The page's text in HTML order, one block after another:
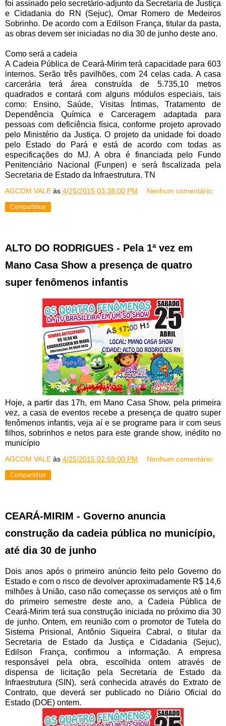
foi assinado pelo secretário-adjunto da Secretaria de Justiça
e Cidadania do RN (Sejuc), Omar Romero de Medeiros
Sobrinho. De acordo com a Edilson França, titular da pasta,
as obras devem ser iniciadas no dia 30 de junho deste ano.
Como será a cadeia
A Cadeia Pública de Ceará-Mirim terá capacidade para 603
internos. Serão três pavilhões, com 24 celas cada. A casa
carcerária terá área construída de 5.735,10 metros
quadrados e contará com alguns módulos especiais, tais
como: Ensino, Saúde, Visitas Íntimas, Tratamento de
Dependência Química e Carceragem adaptada para
pessoas com deficiência física, conforme projeto aprovado
pelo Ministério da Justiça. O projeto da unidade foi doado
pelo Estado do Pará e está de acordo com todas as
especificações do MJ. A obra é financiada pelo Fundo
Penitenciário Nacional (Funpen) e será fiscalizada pela
Secretaria de Estado da Infraestrutura. TN
AGCOM VALE às 4/25/2015 03:38:00 PM Nenhum comentário:
Compartilhar
ALTO DO RODRIGUES - Pela 1ª vez em
Mano Casa Show a presença de quatro
super fenômenos infantis
Hoje, a partir das 17h, em Mano Casa Show, pela primeira
vez, a casa de eventos recebe a presença de quatro super
fenômenos infantis, veja aí e se programe para ir com seus
filhos, sobrinhos e netos para este grande show, inédito no
município
AGCOM VALE às 4/25/2015 02:59:00 PM Nenhum comentário:
Compartilhar
CEARÁ-MIRIM - Governo anuncia
construção da cadeia pública no município,
até dia 30 de junho
Dois anos após o primeiro anúncio feito pelo Governo do
Estado e com o risco de devolver aproximadamente R$ 14,6
milhões à União, caso não começasse os serviços até o fim
do primeiro semestre deste ano, a Cadeia Pública de
Ceará-Mirim terá sua construção iniciada no próximo dia 30
de junho. Ontem, em reunião com o promotor de Tutela do
Sistema Prisional, Antônio Siqueira Cabral, o titular da
Secretaria de Estado da Justiça e Cidadania (Sejuc),
Edilson França, confirmou a informação. A empresa
responsável pela obra, escolhida ontem através de
dispensa de licitação pela Secretaria de Estado da
Infraestrutura (SIN), será conhecida através do Extrato de
Contrato, que deverá ser publicado no Diário Oficial do
Estado (DOE) ontem.